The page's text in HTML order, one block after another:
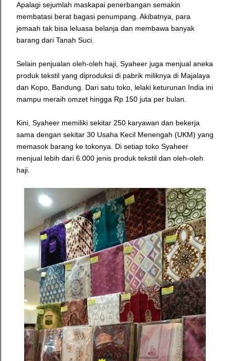
Apalagi sejumlah maskapai penerbangan semakin
membatasi berat bagasi penumpang. Akibatnya, para
jemaah tak bisa leluasa belanja dan membawa banyak
barang dari Tanah Suci.
Selain penjualan oleh-oleh haji, Syaheer juga menjual aneka
produk tekstil yang diproduksi di pabrik miliknya di Majalaya
dan Kopo, Bandung. Dari satu toko, lelaki keturunan India ini
mampu meraih omzet hingga Rp 150 juta per bulan.
Kini, Syaheer memiliki sekitar 250 karyawan dan bekerja
sama dengan sekitar 30 Usaha Kecil Menengah (UKM) yang
memasok barang ke tokonya. Di setiap toko Syaheer
menjual lebih dari 6.000 jenis produk tekstil dan oleh-oleh
haji.